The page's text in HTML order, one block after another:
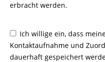
erbracht werden.
Kontaktaufnahme und
dauerhaft gespeichert